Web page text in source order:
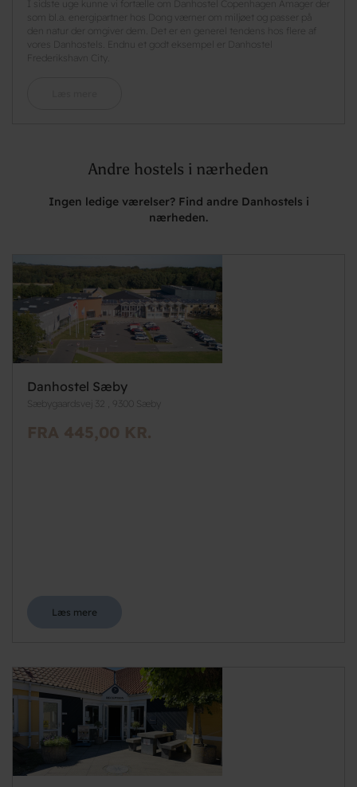
I sidste uge kunne vi fortælle om Danhostel Copenhagen Amager der
som bl.a. energipartner hos Dong værner om miljøet og passer på
den natur der omgiver dem. Det er en generel tendens hos flere af
vores Danhostels. Endnu et godt eksempel er Danhostel
Frederikshavn City.
Andre hostels i nærheden
Ingen ledige værelser? Find andre Danhostels i
nærheden.
Danhostel Sæby
Sæbygaardsvej 32 , 9300 Sæby
FRA 445,00 KR.
Læs mere